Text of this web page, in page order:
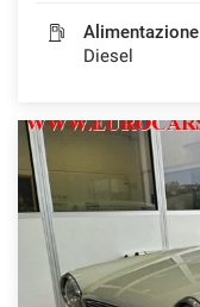
Alimentazione
Diesel